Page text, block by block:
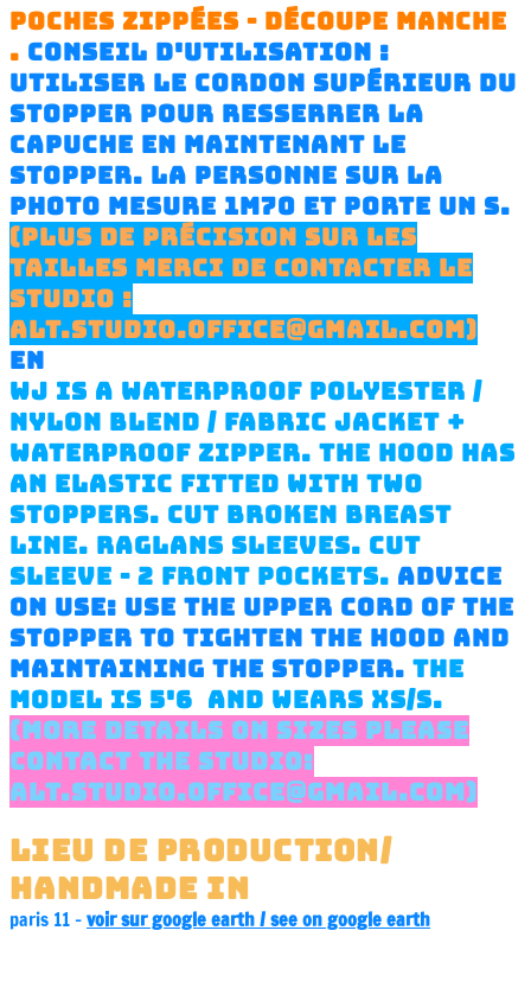
POCHES ZIPPÉES - DÉCOUPE MANCHE
. CONSEIL D'UTILISATION :
UTILISER LE CORDON SUPÉRIEUR DU
STOPPER POUR RESSERRER LA
CAPUCHE EN MAINTENANT LE
STOPPER. LA PERSONNE SUR LA
PHOTO MESURE 1M70 ET PORTE UN S.
(PLUS DE PRÉCISION SUR LES
TAILLES MERCI DE CONTACTER LE
STUDIO :
ALT.STUDIO.OFFICE@GMAIL.COM)
EN
WJ IS A WATERPROOF POLYESTER /
NYLON BLEND / FABRIC JACKET +
WATERPROOF ZIPPER. THE HOOD HAS
AN ELASTIC FITTED WITH TWO
STOPPERS. CUT BROKEN BREAST
LINE. RAGLANS SLEEVES. CUT
SLEEVE - 2 FRONT POCKETS. ADVICE
ON USE: USE THE UPPER CORD OF THE
STOPPER TO TIGHTEN THE HOOD AND
MAINTAINING THE STOPPER. THE
MODEL IS 5'6 AND WEARS XS/S.
(MORE DETAILS ON SIZES PLEASE
CONTACT THE STUDIO:
ALT.STUDIO.OFFICE@GMAIL.COM)
lieu de production/
handmade in
paris 11 -voir sur google earth / see on google earth